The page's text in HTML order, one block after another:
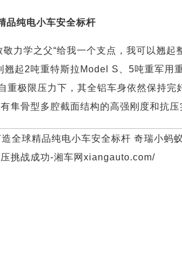
品纯电小车安全标杆
力学之父“给我一个支点，我可以翘起
起2吨重特斯拉Model S、5吨重军用
重极限压力下，其全铝车身依然保持完
隼骨型多腔截面结构的高强刚度和抗压